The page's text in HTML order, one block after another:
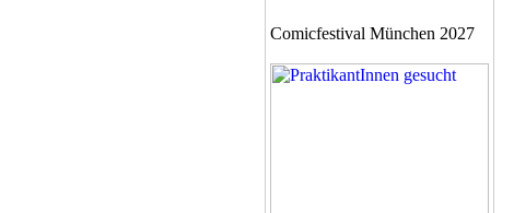
Comicfestival München 2027